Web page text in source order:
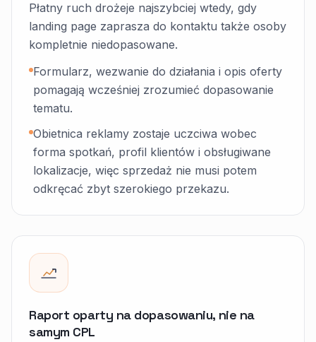
Płatny ruch drożeje najszybciej wtedy, gdy
landing page zaprasza do kontaktu także osoby
kompletnie niedopasowane.
Formularz, wezwanie do działania i opis oferty
pomagają wcześniej zrozumieć dopasowanie
tematu.
Obietnica reklamy zostaje uczciwa wobec
forma spotkań, profil klientów i obsługiwane
lokalizacje, więc sprzedaż nie musi potem
odkręcać zbyt szerokiego przekazu.
Raport oparty na dopasowaniu, nie na
samym CPL